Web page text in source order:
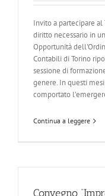
Invito a partecipare al
diritto necessario in
Opportunità
Contabili di Torino
sessione di
genere. In questi
comportato
Continua a leggere
Convegno